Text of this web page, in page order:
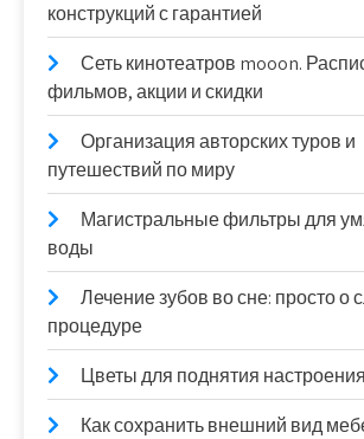
конструкций с гарантией
Сеть кинотеатров mooon.
фильмов, акции и скидки
Организация авторских туров и
путешествий по миру
Магистральные фильтры для
воды
Лечение зубов во сне: просто о
процедуре
Цветы для поднятия настроения
Как сохранить внешний вид